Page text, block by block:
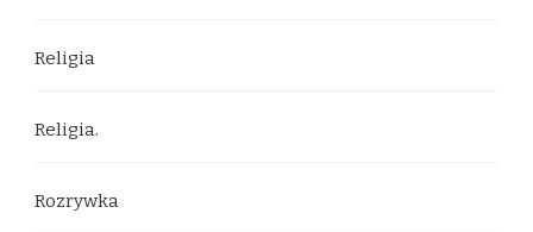
Religia
Religia.
Rozrywka